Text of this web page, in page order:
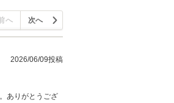
へ 次へ
2026/06/09投稿
ありがとうござ